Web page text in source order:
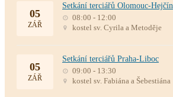
05
ZÁŘ
Setkání terciářů Olomouc-Hejčín
08:00 - 12:00
kostel sv. Cyrila a Metoděje
05
ZÁŘ
Setkání terciářů Praha-Liboc
09:00 - 13:30
kostel sv. Fabiána a Šebestiána